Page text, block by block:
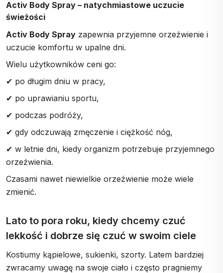
Activ Body Spray – natychmiastowe uczucie
świeżości
Activ Body Spray zapewnia przyjemne orzeźwienie i
uczucie komfortu w upalne dni.
Wielu użytkowników ceni go:
✔ po długim dniu w pracy,
✔ po uprawianiu sportu,
✔ podczas podróży,
✔ gdy odczuwają zmęczenie i ciężkość nóg,
✔ w letnie dni, kiedy organizm potrzebuje przyjemnego
orzeźwienia.
Czasami nawet niewielkie orzeźwienie może wiele
zmienić.
Lato to pora roku, kiedy chcemy czuć
lekkość i dobrze się czuć w swoim ciele
Kostiumy kąpielowe, sukienki, szorty. Latem bardziej
zwracamy uwagę na swoje ciało i często pragniemy